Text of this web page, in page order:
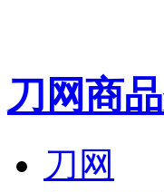
刀网商
刀网